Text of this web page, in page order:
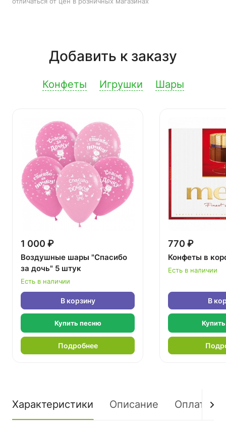
Добавить к заказу
Конфеты Игрушки Шары
1 000 ₽
Воздушные шары "Спасибо
за дочь" 5 штук
Есть в наличии
В корзину
Купить песню
Подробнее
770 ₽
Конфеты в
Есть в наличии
В
Характеристики Описание Оплата